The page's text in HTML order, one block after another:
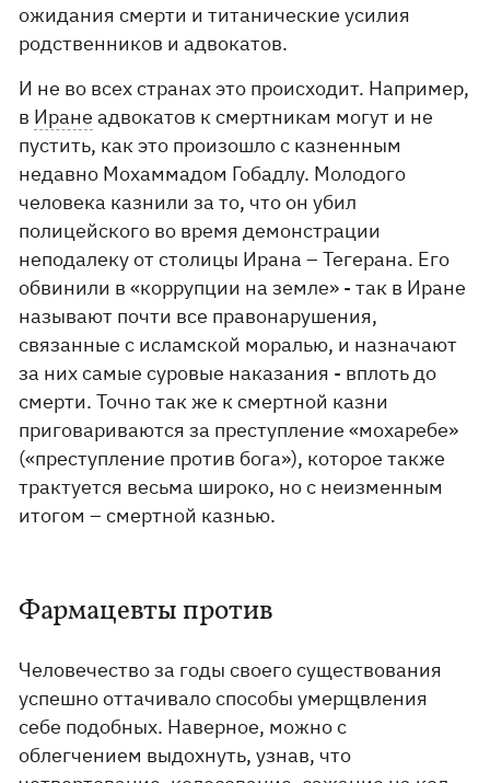
ожидания смерти и титанические усилия
родственников и адвокатов.
И не во всех странах это происходит. Например,
в Иране адвокатов к смертникам могут и не
пустить, как это произошло с казненным
недавно Мохаммадом Гобадлу. Молодого
человека казнили за то, что он убил
полицейского во время демонстрации
неподалеку от столицы Ирана – Тегерана. Его
обвинили в «коррупции на земле» - так в Иране
называют почти все правонарушения,
связанные с исламской моралью, и назначают
за них самые суровые наказания - вплоть до
смерти. Точно так же к смертной казни
приговариваются за преступление «мохаребе»
(«преступление против бога»), которое также
трактуется весьма широко, но с неизменным
итогом – смертной казнью.
Фармацевты против
Человечество за годы своего существования
успешно оттачивало способы умерщвления
себе подобных. Наверное, можно с
облегчением выдохнуть, узнав, что